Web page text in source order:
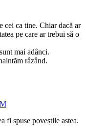
cei ca tine. Chiar dacă ar
pe care ar trebui să o
mai adânci.
râzând.
fi spuse poveștile astea.